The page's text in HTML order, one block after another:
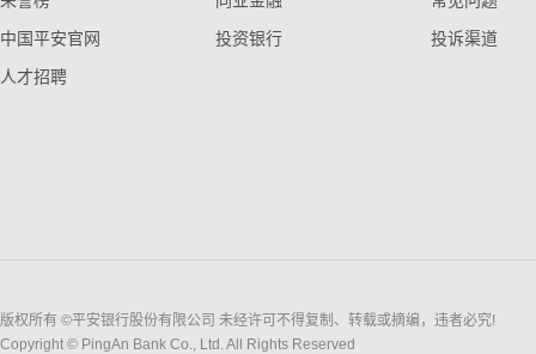
中国平安官网
人才招聘
投资银行
投诉渠道
版权所有 ©平安银行股份有限公司 未经许可不得复制、转载或摘编，违者必究!
Copyright © PingAn Bank Co., Ltd. All Rights Reserved